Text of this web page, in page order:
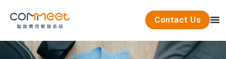
Contact Us